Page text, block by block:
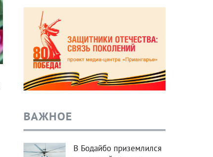
ВАЖНОЕ
В Бодайбо приземлился